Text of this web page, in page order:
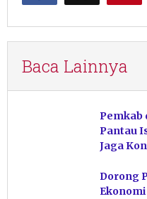
Baca Lainnya
Pemkab
Pantau
Jaga
Dorong